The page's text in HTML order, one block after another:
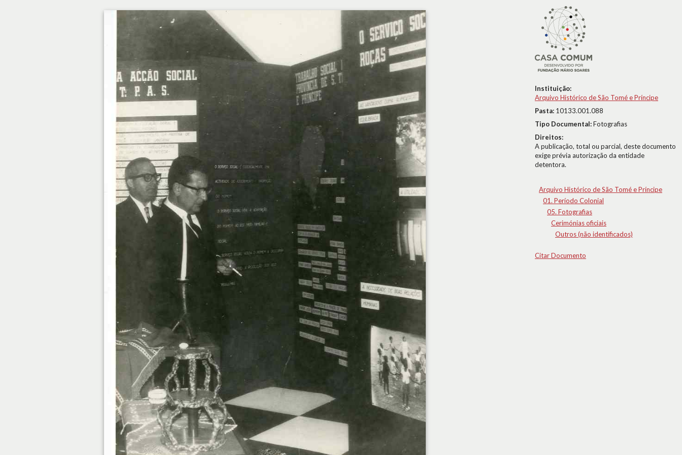
Instituição:
Arquivo Histórico de São Tomé e Príncipe
Pasta: 10133.001.088
Tipo Documental:Fotografias
Direitos:
A publicação, total ou parcial, deste documento
exige prévia autorização da entidade
detentora.
Arquivo Histórico de São Tomé e Príncipe
01. Período Colonial
05. Fotografias
Cerimónias oficiais
Outros (não identificados)
Citar Documento